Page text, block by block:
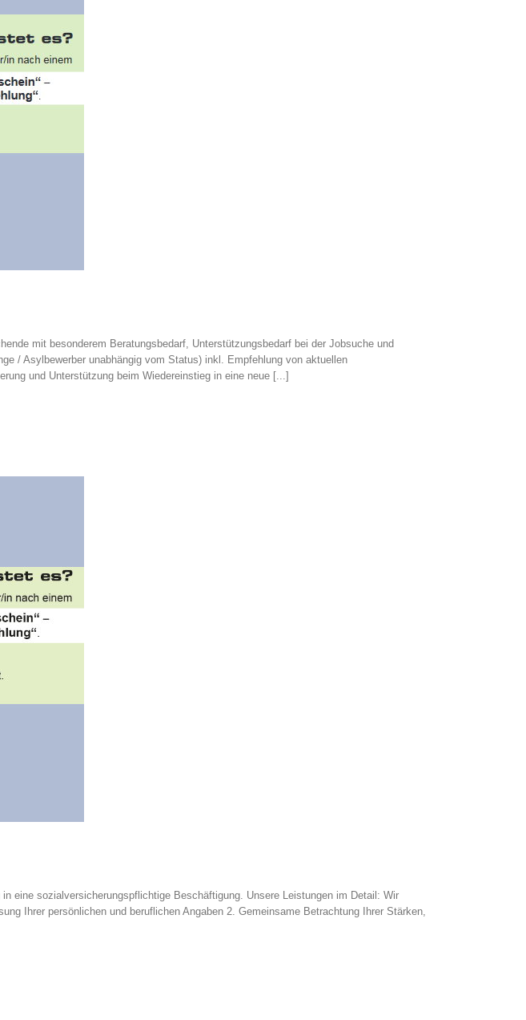
mit besonderem Beratungsbedarf, Unterstützungsbedarf bei der Jobsuche und
/ Asylbewerber unabhängig vom Status) inkl. Empfehlung von aktuellen
Unterstützung beim Wiedereinstieg in eine neue [...]
eine sozialversicherungspflichtige Beschäftigung. Unsere Leistungen im Detail: Wir
Ihrer persönlichen und beruflichen Angaben 2. Gemeinsame Betrachtung Ihrer Stärken,